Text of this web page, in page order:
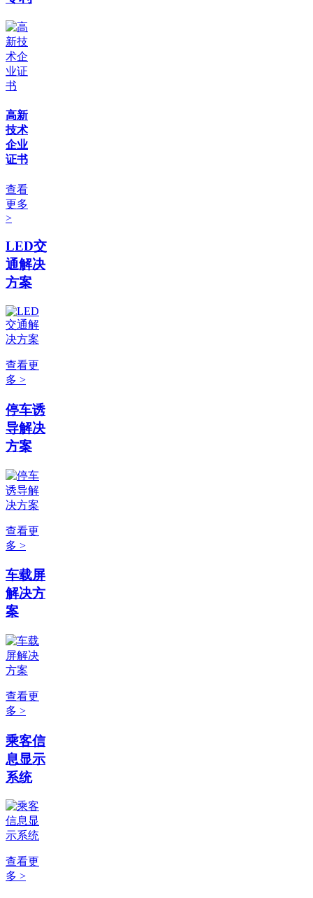
高新
技术
企业
证书
查看
更多
>
LED交
通解决
方案
查看更
多 >
停车诱
导解决
方案
查看更
多 >
车载屏
解决方
案
查看更
多 >
乘客信
息显示
系统
查看更
多 >